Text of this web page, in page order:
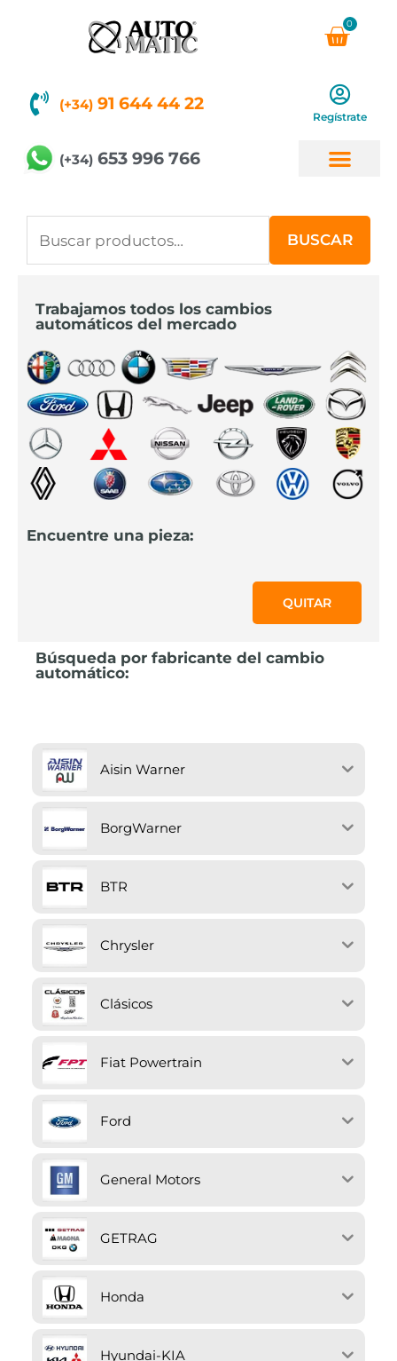
0
(+34) 91 644 44 22
Regístrate
(+34) 653 996 766
por:
BUSCAR
Trabajamos todos los cambios
automáticos del mercado
Encuentre una pieza:
QUITAR
Búsqueda por fabricante del cambio
automático:
Aisin Warner
BorgWarner
BTR
Chrysler
Clásicos
Fiat Powertrain
Ford
General Motors
GETRAG
Honda
Hyundai-KIA